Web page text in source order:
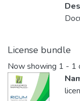
License bundle
Now showing 1 - 1